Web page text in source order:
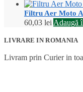
Filtru Aer Moto
60,03 lei Adaugă
LIVRARE IN ROMANIA
Livram prin Curier in